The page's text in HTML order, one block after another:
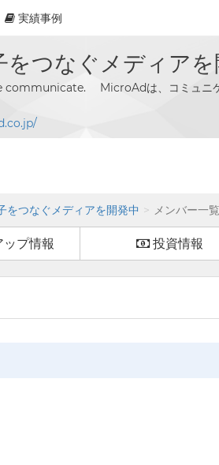
実績事例
をつなぐメディアを
MicroAdは、コミュニケ
をつなぐメディアを開発中 メンバー一覧
プ情報 投資情報